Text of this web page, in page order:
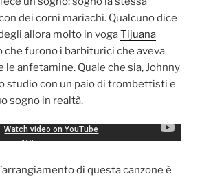
dei corni mariachi. Qualcuno dice
allora molto in vogaTijuana
che furono i barbiturici che aveva
le anfetamine. Quale che sia, Johnny
studio con un paio di trombettisti e
sogno in realtà.
di questa canzone è